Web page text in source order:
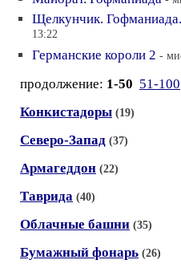
Щелкунчик. Гофманиада.
13:22
Германские короли 2 -
продолжение: 1-50 51-100
Конкистадоры (19)
Северо-Запад (37)
Армагеддон (22)
Таврида (40)
Облачные башни (35)
Бумажный фонарь (26)